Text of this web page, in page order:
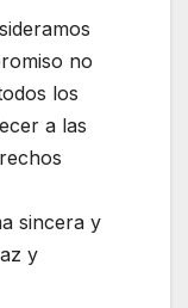
no
los
a las
sincera y
y